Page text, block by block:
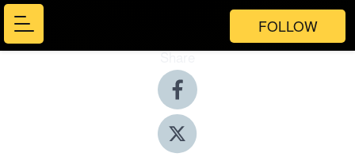
FOLLOW
Share